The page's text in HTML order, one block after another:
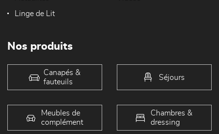
Linge de Lit
Nos produits
Canapés &
fauteuils
Séjours
Meubles de
complément
Chambres &
dressing